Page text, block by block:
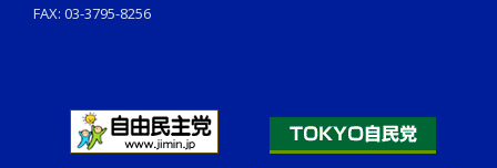
FAX: 03-3795-8256